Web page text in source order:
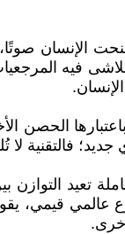
الإنسان
فيه
الحصن
جديد؛ فالتقنية
تعيد التوازن
عالمي قيمي،